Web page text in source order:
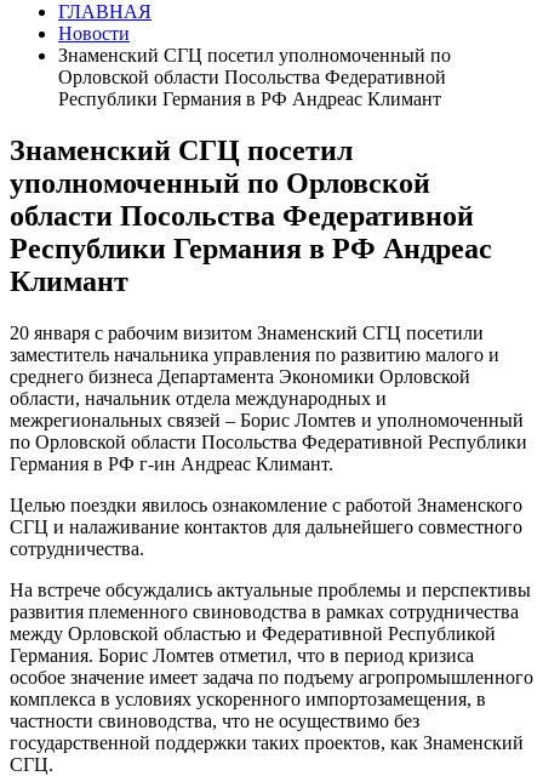
ГЛАВНАЯ
Новости
Знаменский СГЦ посетил уполномоченный по
Орловской области Посольства Федеративной
Республики Германия в РФ Андреас Климант
Знаменский СГЦ посетил
уполномоченный по Орловской
области Посольства Федеративной
Республики Германия в РФ Андреас
Климант
20 января с рабочим визитом Знаменский СГЦ посетили
заместитель начальника управления по развитию малого и
среднего бизнеса Департамента Экономики Орловской
области, начальник отдела международных и
межрегиональных связей – Борис Ломтев и уполномоченный
по Орловской области Посольства Федеративной Республики
Германия в РФ г-ин Андреас Климант.
Целью поездки явилось ознакомление с работой Знаменского
СГЦ и налаживание контактов для дальнейшего совместного
сотрудничества.
На встрече обсуждались актуальные проблемы и перспективы
развития племенного свиноводства в рамках сотрудничества
между Орловской областью и Федеративной Республикой
Германия. Борис Ломтев отметил, что в период кризиса
особое значение имеет задача по подъему агропромышленного
комплекса в условиях ускоренного импортозамещения, в
частности свиноводства, что не осуществимо без
государственной поддержки таких проектов, как Знаменский
СГЦ.